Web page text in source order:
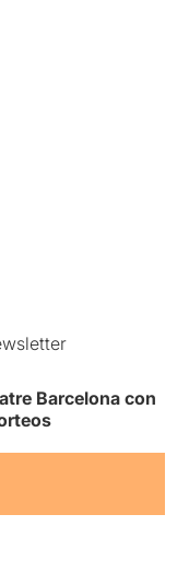
Barcelona con